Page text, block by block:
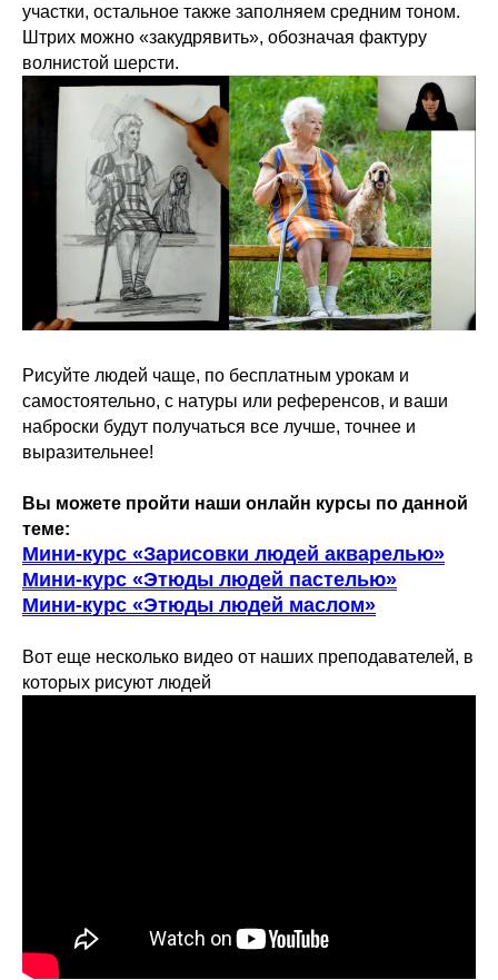
участки, остальное также заполняем средним тоном.
Штрих можно «закудрявить», обозначая фактуру
волнистой шерсти.
Рисуйте людей чаще, по бесплатным урокам и
самостоятельно, с натуры или референсов, и ваши
наброски будут получаться все лучше, точнее и
выразительнее!
Вы можете пройти наши онлайн курсы по данной
теме:
Мини-курс «Зарисовки людей акварелью»
Мини-курс «Этюды людей пастелью»
Мини-курс «Этюды людей маслом»
Вот еще несколько видео от наших преподавателей, в
которых рисуют людей